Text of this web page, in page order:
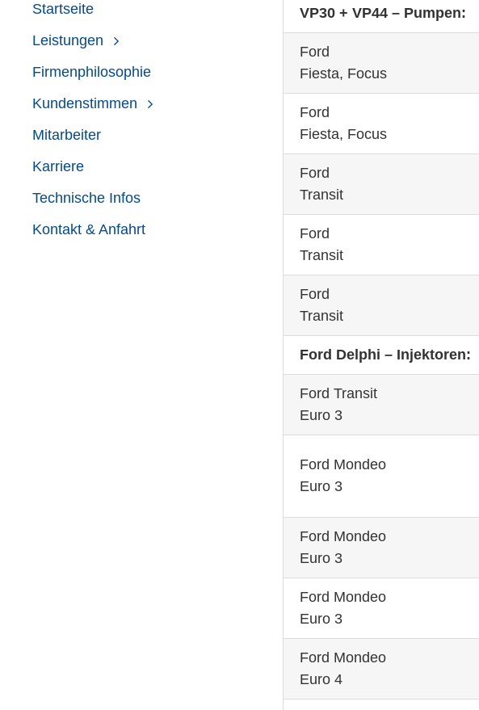
Startseite
Leistungen
Firmenphilosophie
Kundenstimmen
Mitarbeiter
Karriere
Technische Infos
Kontakt & Anfahrt
VP30 + VP44 – Pumpen:
Ford
Fiesta, Focus
Ford
Fiesta, Focus
Ford
Transit
Ford
Transit
Ford
Transit
Ford Delphi – Injektoren:
Ford Transit
Euro 3
Ford Mondeo
Euro 3
Ford Mondeo
Euro 3
Ford Mondeo
Euro 3
Ford Mondeo
Euro 4